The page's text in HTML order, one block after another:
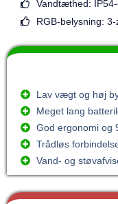
Vandtæthed:
RGB-belysning:
Lav vægt og høj
Meget lang
God ergonomi og
Trådløs
Vand- og